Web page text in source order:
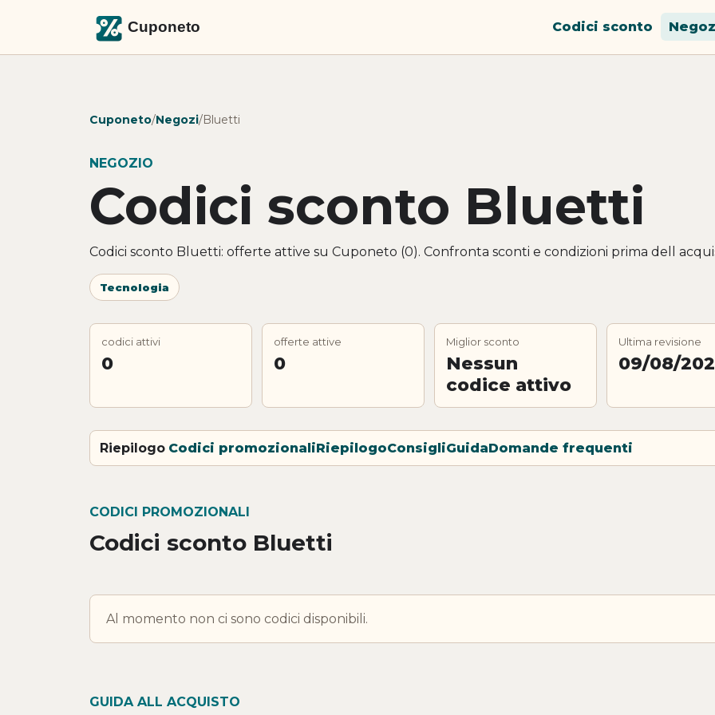
Codici sconto
Cuponeto/Negozi/Bluetti
NEGOZIO
Codici sconto Bluetti
Codici sconto Bluetti: offerte attive su Cuponeto (0). Confronta sconti e condizioni prima dell
Tecnologia
codici attivi
0
offerte attive
0
Miglior sconto
Nessun
codice attivo
Ultima revisione
09/08/
Riepilogo Codici promozionaliRiepilogoConsigliGuidaDomande frequenti
CODICI PROMOZIONALI
Codici sconto Bluetti
Al momento non ci sono codici disponibili.
GUIDA ALL ACQUISTO